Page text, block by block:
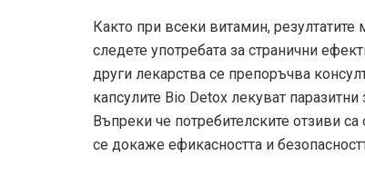
Както при всеки витамин,
следете употребата за странични
други лекарства се препоръчва
капсулите Bio Detox лекуват
Въпреки че потребителските отзиви
се докаже ефикасността и